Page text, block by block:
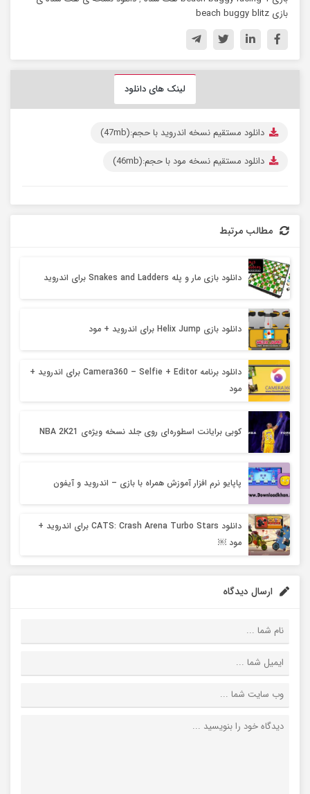
بازی beach buggy blitz
لینک های دانلود
دانلود مستقیم نسخه اندروید با حجم:(47mb)
دانلود مستقیم نسخه مود با حجم:(46mb)
مطالب مرتبط
دانلود بازی مار و پله Snakes and Ladders برای اندروید
دانلود بازی Helix Jump برای اندروید + مود
دانلود برنامه Camera360 – Selfie + Editor برای اندروید +
مود
کوبی برایانت اسطوره‌ای روی جلد نسخه‌ ویژه‌ی NBA 2K21
پاپایو نرم افزار آموزش همراه با بازی – اندروید و آیفون
دانلود TS: Crash Arena Turbo Stars‏CA برای اندروید +
مود ￼
ارسال دیدگاه